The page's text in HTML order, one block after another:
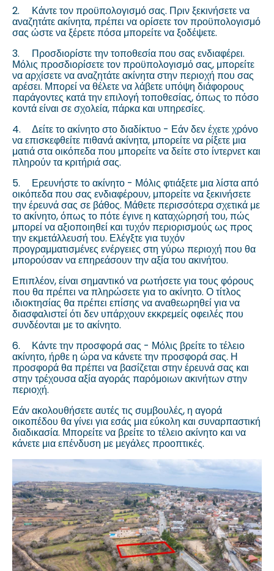
2.
Κάντε τον προϋπολογισμό σας. Πριν ξεκινήσετε να
αναζητάτε ακίνητα, πρέπει να ορίσετε τον προϋπολογισμό
σας ώστε να ξέρετε πόσα μπορείτε να ξοδέψετε.
3.
Προσδιορίστε την τοποθεσία που σας ενδιαφέρει.
Μόλις προσδιορίσετε τον προϋπολογισμό σας, μπορείτε
να αρχίσετε να αναζητάτε ακίνητα στην περιοχή που σας
αρέσει. Μπορεί να θέλετε να λάβετε υπόψη διάφορους
παράγοντες κατά την επιλογή τοποθεσίας, όπως το πόσο
κοντά είναι σε σχολεία, πάρκα και υπηρεσίες.
4.
Δείτε το ακίνητο στο διαδίκτυο - Εάν δεν έχετε χρόνο
να επισκεφθείτε πιθανά ακίνητα, μπορείτε να ρίξετε μια
ματιά στα οικόπεδα που μπορείτε να δείτε στο ίντερνετ και
πληρούν τα κριτήριά σας.
5.
Ερευνήστε το ακίνητο - Μόλις φτιάξετε μια λίστα από
οικόπεδα που σας ενδιαφέρουν, μπορείτε να ξεκινήσετε
την έρευνά σας σε βάθος. Μάθετε περισσότερα σχετικά με
το ακίνητο, όπως το πότε έγινε η καταχώρησή του, πώς
μπορεί να αξιοποιηθεί και τυχόν περιορισμούς ως προς
την εκμετάλλευσή του. Ελέγξτε για τυχόν
προγραμματισμένες ενέργειες στη γύρω περιοχή που θα
μπορούσαν να επηρεάσουν την αξία του ακινήτου.
Επιπλέον, είναι σημαντικό να ρωτήσετε για τους φόρους
που θα πρέπει να πληρώσετε για το ακίνητο. Ο τίτλος
ιδιοκτησίας θα πρέπει επίσης να αναθεωρηθεί για να
διασφαλιστεί ότι δεν υπάρχουν εκκρεμείς οφειλές που
συνδέονται με το ακίνητο.
6.
Κάντε την προσφορά σας - Μόλις βρείτε το τέλειο
ακίνητο, ήρθε η ώρα να κάνετε την προσφορά σας. Η
προσφορά θα πρέπει να βασίζεται στην έρευνά σας και
στην τρέχουσα αξία αγοράς παρόμοιων ακινήτων στην
περιοχή.
Εάν ακολουθήσετε αυτές τις συμβουλές, η αγορά
οικοπέδου θα γίνει για εσάς μια εύκολη και συναρπαστική
διαδικασία. Μπορείτε να βρείτε το τέλειο ακίνητο και να
κάνετε μια επένδυση με μεγάλες προοπτικές.